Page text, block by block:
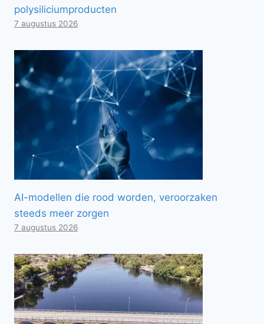
polysiliciumproducten
7 augustus 2026
AI-modellen die rood worden, veroorzaken
steeds meer zorgen
7 augustus 2026